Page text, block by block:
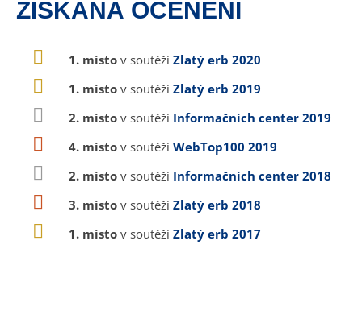
ZÍSKANÁ OCENĚNÍ
1. místo v soutěži Zlatý erb 2020
1. místo v soutěži Zlatý erb 2019
2. místo v soutěži Informačních center 2019
4. místo v soutěži WebTop100 2019
2. místo v soutěži Informačních center 2018
3. místo v soutěži Zlatý erb 2018
1. místo v soutěži Zlatý erb 2017